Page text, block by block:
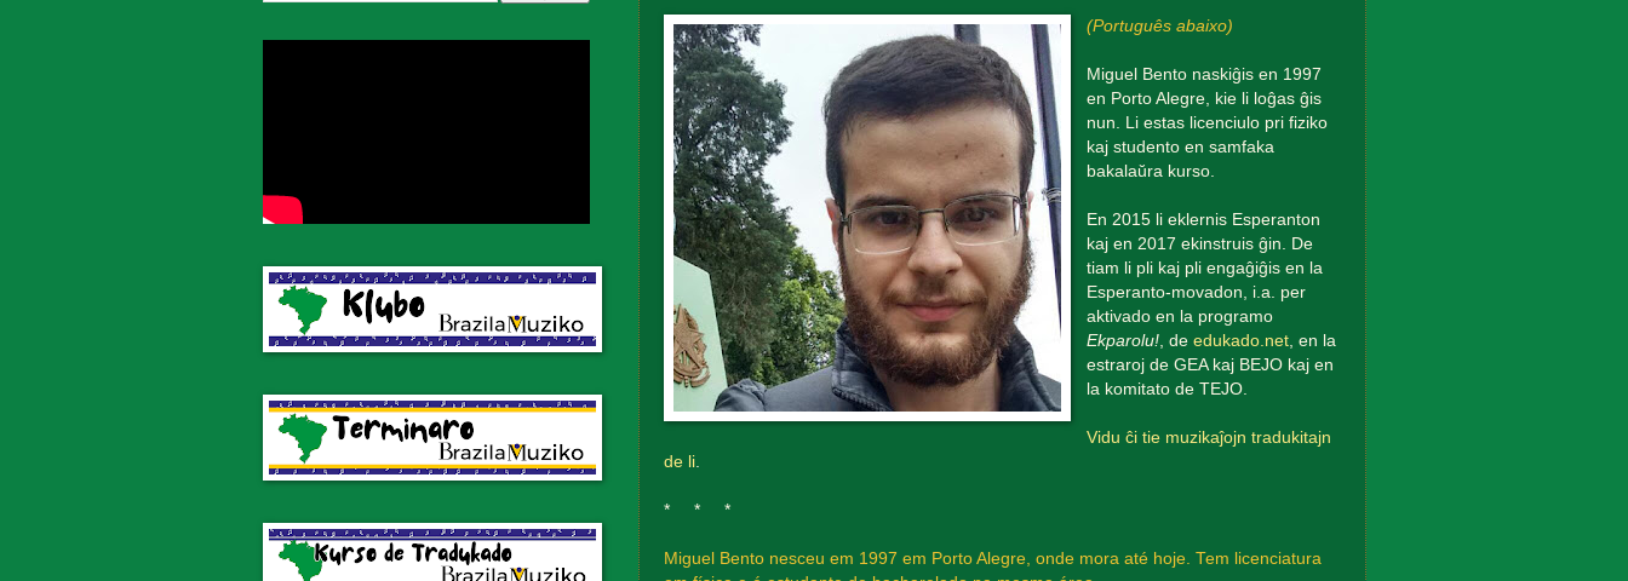
(Português abaixo)
Miguel Bento naskiĝis en 1997
en Porto Alegre, kie li loĝas ĝis
nun. Li estas licenciulo pri fiziko
kaj studento en samfaka
bakalaŭra kurso.
En 2015 li eklernis Esperanton
kaj en 2017 ekinstruis ĝin. De
tiam li pli kaj pli engaĝiĝis en la
Esperanto-movadon, i.a. per
aktivado en la programo
Ekparolu! , deedukado.net , en la
estraroj de GEA kaj BEJO kaj en
la komitato de TEJO.
Vidu ĉi tie muzikaĵojn tradukitajn
de li.
* * *
Miguel Bento nesceu em 1997 em Porto Alegre, onde mora até hoje. Tem licenciatura